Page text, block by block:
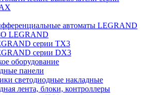
автоматы LEGRAND
LEGRAND
серии ТХ3
серии DХ3
оборудование
панели
светодиодные накладные
лента, блоки, контроллеры